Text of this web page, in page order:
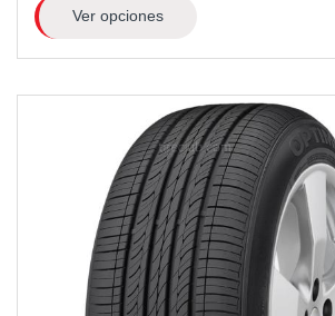
Ver opciones